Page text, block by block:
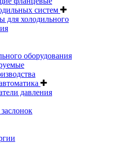
систем
для холодильного
оборудования
давления